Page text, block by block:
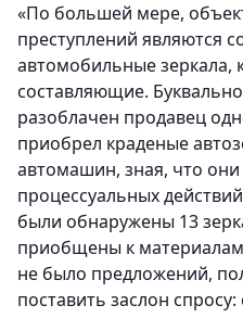
«По большей мере,
преступлений являются
автомобильные зеркала,
составляющие.
разоблачен продавец
приобрел краденые
автомашин, зная, что
процессуальных
были обнаружены 13
приобщены к
не было предложений,
поставить заслон